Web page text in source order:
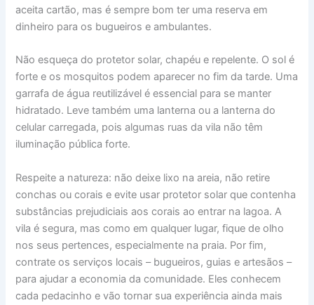
aceita cartão, mas é sempre bom ter uma reserva em
dinheiro para os bugueiros e ambulantes.
Não esqueça do protetor solar, chapéu e repelente. O sol é
forte e os mosquitos podem aparecer no fim da tarde. Uma
garrafa de água reutilizável é essencial para se manter
hidratado. Leve também uma lanterna ou a lanterna do
celular carregada, pois algumas ruas da vila não têm
iluminação pública forte.
Respeite a natureza: não deixe lixo na areia, não retire
conchas ou corais e evite usar protetor solar que contenha
substâncias prejudiciais aos corais ao entrar na lagoa. A
vila é segura, mas como em qualquer lugar, fique de olho
nos seus pertences, especialmente na praia. Por fim,
contrate os serviços locais – bugueiros, guias e artesãos –
para ajudar a economia da comunidade. Eles conhecem
cada pedacinho e vão tornar sua experiência ainda mais